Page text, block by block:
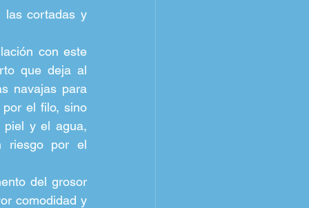
las cortadas y
con este
que deja al
navajas para
el filo, sino
piel y el agua,
riesgo por el
del grosor
comodidad y